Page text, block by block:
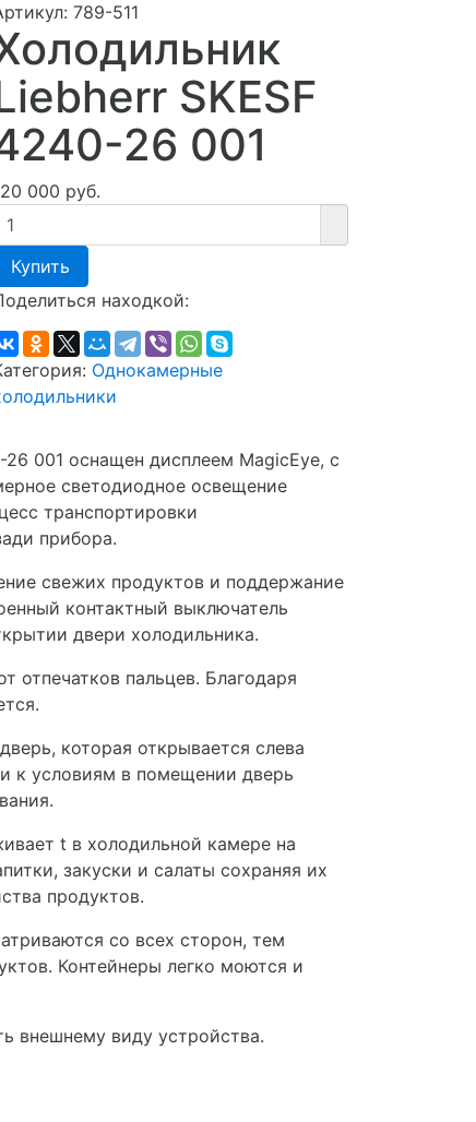
789-511
SKESF
26 001
000 руб.
Купить
находкой:
Однокамерные
001 оснащен дисплеем MagicEye, с
светодиодное освещение
транспортировки
прибора.
свежих продуктов и поддержание
контактный выключатель
двери холодильника.
отпечатков пальцев. Благодаря
которая открывается слева
к условиям в помещении дверь
t в холодильной камере на
закуски и салаты сохраняя их
продуктов.
со всех сторон, тем
Контейнеры легко моются и
внешнему виду устройства.